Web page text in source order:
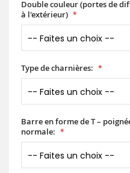
Double couleur (portes de
à l'extérieur)
Type de charnières:
Barre en forme de T –
normale: